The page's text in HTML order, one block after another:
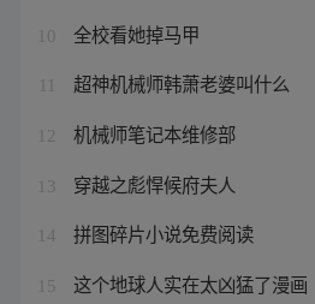
10 全校看她掉马甲
超神机械师韩萧老婆叫什么
12 机械师笔记本维修部
13 穿越之彪悍候府夫人
14 拼图碎片小说免费阅读
15 这个地球人实在太凶猛了漫画